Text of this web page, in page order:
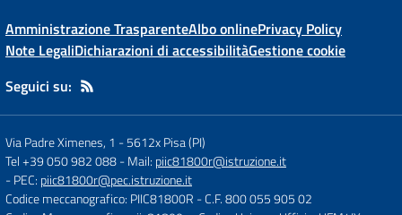
Amministrazione TrasparenteAlbo onlinePrivacy Policy
Note LegaliDichiarazioni di accessibilitàGestione cookie
Seguici su:
Via Padre Ximenes, 1 -5612x Pisa (PI)
Tel +39 050 982 088- Mail: piic81800r@istruzione.it
- PEC: piic81800r@pec.istruzione.it
Codice meccanografico: PIIC81800R - C.F. 800 055 905 02